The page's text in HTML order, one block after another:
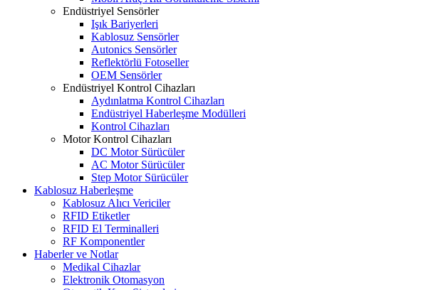
Endüstriyel Sensörler
Işık Bariyerleri
Kablosuz Sensörler
Autonics Sensörler
Reflektörlü Fotoseller
OEM Sensörler
Endüstriyel Kontrol Cihazları
Aydınlatma Kontrol Cihazları
Endüstriyel Haberleşme Modülleri
Kontrol Cihazları
Motor Kontrol Cihazları
DC Motor Sürücüler
AC Motor Sürücüler
Step Motor Sürücüler
Kablosuz Haberleşme
Kablosuz Alıcı Vericiler
RFID Etiketler
RFID El Terminalleri
RF Komponentler
Haberler ve Notlar
Medikal Cihazlar
Elektronik Otomasyon